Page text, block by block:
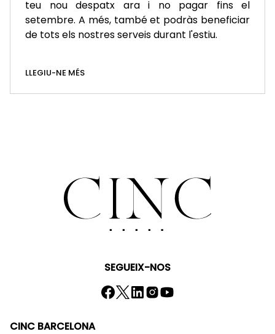
teu nou despatx ara i no pagar fins el
setembre. A més, també et podràs beneficiar
de tots els nostres serveis durant l'estiu.
LLEGIU-NE MÉS
SEGUEIX-NOS
CINC BARCELONA